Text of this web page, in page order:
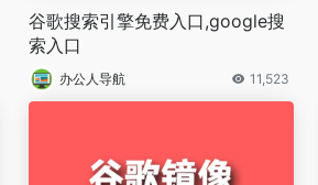
谷歌搜索引擎免费入口,google搜
索入口
办公人导航 11,523